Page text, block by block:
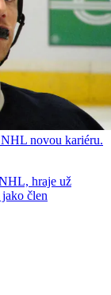
novou kariéru.
hraje už
člen